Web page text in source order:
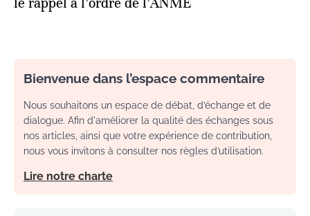
Bienvenue dans l’espace commentaire
Nous souhaitons un espace de débat, d’échange et de
dialogue. Afin d'améliorer la qualité des échanges sous
nos articles, ainsi que votre expérience de contribution,
nous vous invitons à consulter nos règles d’utilisation.
Lire notre charte